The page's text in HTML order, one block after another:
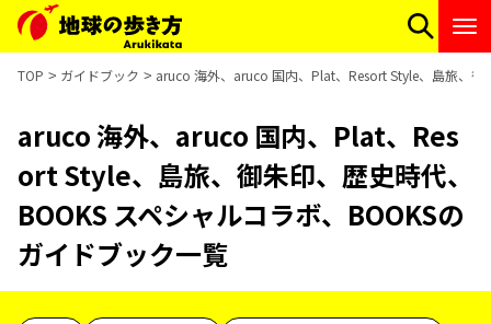
TOP ガイドブック aruco 海外、aruco 国内、Plat、Resort Style、島旅、御
aruco 海外、aruco 国内、Plat、Res
ort Style、島旅、御朱印、歴史時代、
BOOKS スペシャルコラボ、BOOKSの
ガイドブック一覧